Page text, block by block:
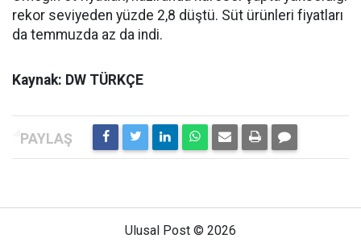
rekor seviyeden yüzde 2,8 düştü. Süt ürünleri fiyatları
da temmuzda az da indi.
Kaynak: DW TÜRKÇE
Ulusal Post © 2026